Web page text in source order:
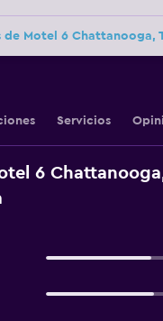
de Motel 6 Chattanooga,
Servicios
6